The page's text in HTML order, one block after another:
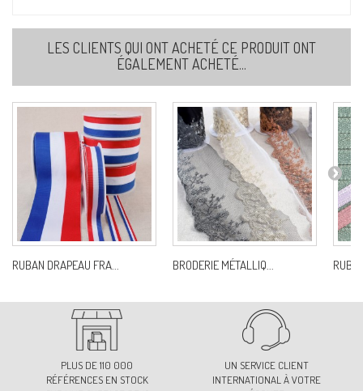
Ref: S20773D40C31
Ref: S20773D40C40
42-MOUTARDE
Ref: S20773D40C42
51-ÉCRU
LES CLIENTS QUI ONT ACHETÉ CE PRODUIT ONT
ÉGALEMENT ACHETÉ...
RUBAN DRAPEAU FRA... BRODERIE MÉTALLIQ...
PLUS DE 110 000
RÉFÉRENCES EN STOCK
UN SERVICE CLIENT
INTERNATIONAL À VOTRE